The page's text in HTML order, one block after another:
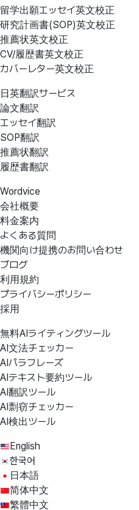
留学出願エッセイ英文校正
研究計画書(SOP)英文校正
推薦状英文校正
CV/履歴書英文校正
カバーレター英文校正
日英翻訳サービス
論文翻訳
エッセイ翻訳
SOP翻訳
推薦状翻訳
履歴書翻訳
Wordvice
会社概要
料金案内
よくある質問
機関向け提携のお問い合わせ
ブログ
利用規約
プライバシーポリシー
採用
無料AIライティングツール
AI文法チェッカー
AIパラフレーズ
AIテキスト要約ツール
AI翻訳ツール
AI剽窃チェッカー
AI検出ツール
English
한국어
日本語
简体中文
繁體中文